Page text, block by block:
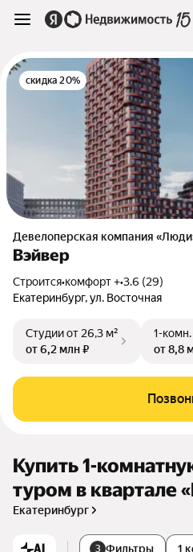
скидка 20%
Девелоперская компания
Вэйвер
Строится•комфорт +•3.6 (29)
Екатеринбург,ул. Восточная
Студииот 26,3 м²
от 6,2 млн ₽
1-комн.
от 8,8
Купить 1-
туром в квартале
Екатеринбург
AI 3 Фильтры 1